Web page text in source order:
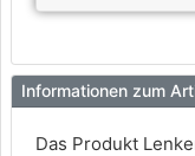
Informationen zum
Das Produkt